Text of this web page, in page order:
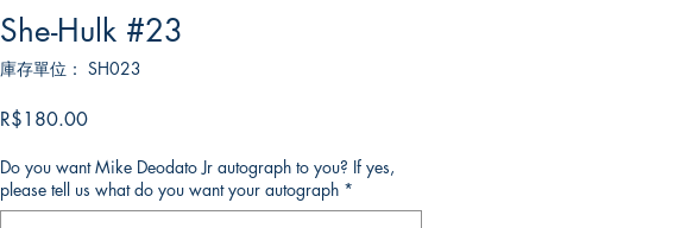
She-Hulk #23
庫存單位： SH023
R$180.00價
Do you want Mike Deodato Jr autograph to you? If yes,
please tell us what do you want your autograph *